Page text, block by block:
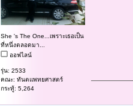
She 's The One...เพราะเธอเป็น
ที่หนึ่งตลอดมา...
ออฟไลน์
รุ่น: 2533
คณะ: ทันตแพทยศาสตร์
กระทู้: 5,264